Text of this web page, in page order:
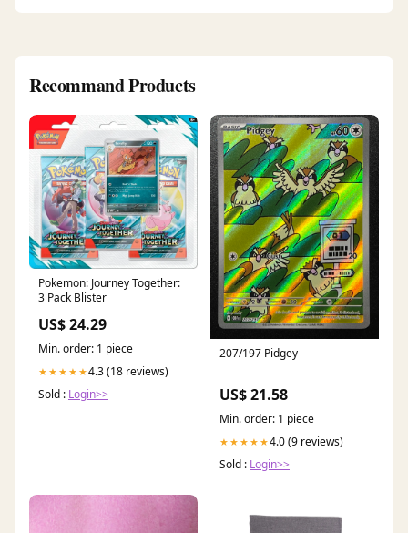
Recommand Products
Pokemon: Journey Together:
3 Pack Blister
US$ 24.29
Min. order: 1 piece
★★★★★4.3 (18 reviews)
Sold : Login>>
207/197 Pidgey
US$ 21.58
Min. order: 1 piece
★★★★★4.0 (9 reviews)
Sold : Login>>